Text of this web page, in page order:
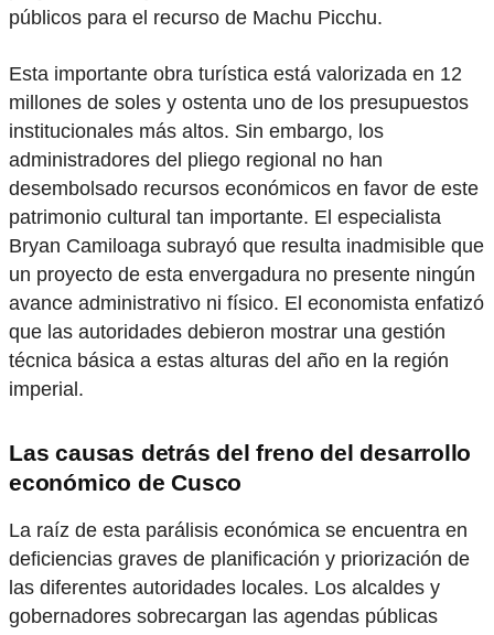
públicos para el recurso de Machu Picchu.
Esta importante obra turística está valorizada en 12
millones de soles y ostenta uno de los presupuestos
institucionales más altos. Sin embargo, los
administradores del pliego regional no han
desembolsado recursos económicos en favor de este
patrimonio cultural tan importante. El especialista
Bryan Camiloaga subrayó que resulta inadmisible que
un proyecto de esta envergadura no presente ningún
avance administrativo ni físico. El economista enfatizó
que las autoridades debieron mostrar una gestión
técnica básica a estas alturas del año en la región
imperial.
Las causas detrás del freno del desarrollo
económico de Cusco
La raíz de esta parálisis económica se encuentra en
deficiencias graves de planificación y priorización de
las diferentes autoridades locales. Los alcaldes y
gobernadores sobrecargan las agendas públicas